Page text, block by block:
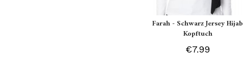
Farah - Schwarz Jersey Hijab
Kopftuch
€7.99